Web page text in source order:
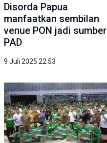
Disorda Papua
manfaatkan sembilan
venue PON jadi sumber
PAD
9 Juli 2025 22:53